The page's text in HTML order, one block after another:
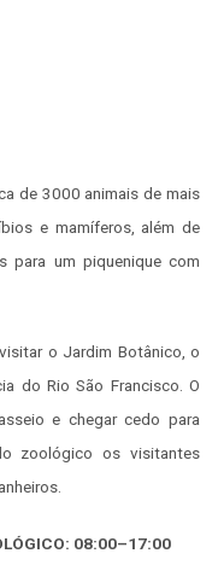
de 3000 animais de mais
e mamíferos, além de
para um piquenique com
o Jardim Botânico, o
do Rio São Francisco. O
e chegar cedo para
zoológico os visitantes
08:00–17:00